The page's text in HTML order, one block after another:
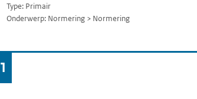
Type: Primair
Onderwerp: Normering > Normering
Ga
naar
Pagina
1